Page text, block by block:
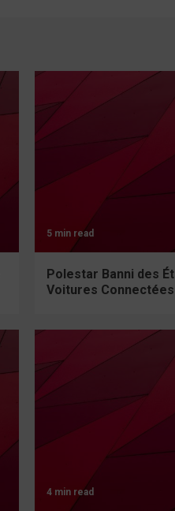
5 min read
Polestar Banni des
Voitures
4 min read